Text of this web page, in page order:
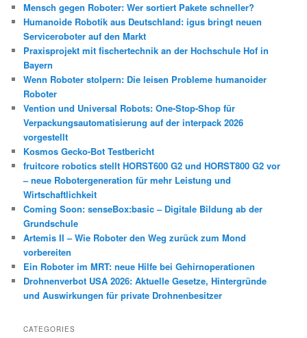
Mensch gegen Roboter: Wer sortiert Pakete schneller?
Humanoide Robotik aus Deutschland: igus bringt neuen
Serviceroboter auf den Markt
Praxisprojekt mit fischertechnik an der Hochschule Hof in
Bayern
Wenn Roboter stolpern: Die leisen Probleme humanoider
Roboter
Vention und Universal Robots: One-Stop-Shop für
Verpackungsautomatisierung auf der interpack 2026
vorgestellt
Kosmos Gecko-Bot Testbericht
fruitcore robotics stellt HORST600 G2 und HORST800 G2 vor
– neue Robotergeneration für mehr Leistung und
Wirtschaftlichkeit
Coming Soon: senseBox:basic – Digitale Bildung ab der
Grundschule
Artemis II – Wie Roboter den Weg zurück zum Mond
vorbereiten
Ein Roboter im MRT: neue Hilfe bei Gehirnoperationen
Drohnenverbot USA 2026: Aktuelle Gesetze, Hintergründe
und Auswirkungen für private Drohnenbesitzer
CATEGORIES